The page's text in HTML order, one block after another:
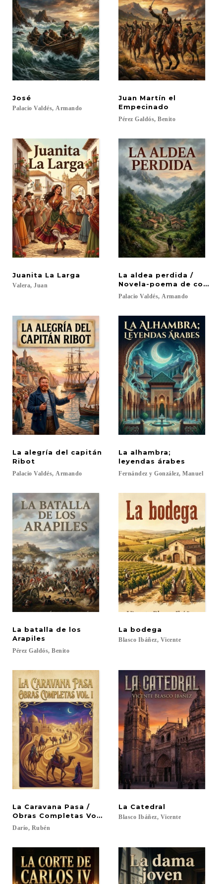
José
Palacio Valdés, Armando
Juan Martín el
Empecinado
Pérez Galdós, Benito
Juanita La Larga
Valera, Juan
La aldea perdida /
Novela-poema de
Palacio Valdés, Armando
La alegría del capitán
Ribot
Palacio Valdés, Armando
La alhambra;
leyendas árabes
Fernández y González, Manuel
La batalla de los
Arapiles
Pérez Galdós, Benito
La bodega
Blasco Ibáñez, Vicente
La Caravana Pasa /
Obras Completas Vol. I
Darío, Rubén
La Catedral
Blasco Ibáñez, Vicente